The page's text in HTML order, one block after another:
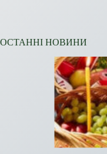
ОСТАННІ НОВИНИ